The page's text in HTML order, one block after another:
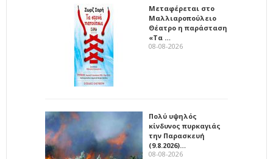
Μεταφέρεται στο
Μαλλιαροπούλειο
Θέατρο η παράσταση
«Τα …
08-08-2026
Πολύ υψηλός
κίνδυνος πυρκαγιάς
την Παρασκευή
(9.8.2026)…
08-08-2026